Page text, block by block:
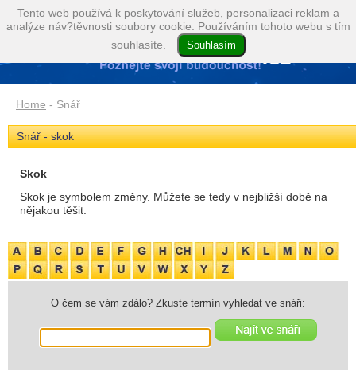
Home - Snář
Snář - skok
Skok
Skok je symbolem změny. Můžete se tedy v nejbližší době na
nějakou těšit.
O čem se vám zdálo? Zkuste termín vyhledat ve snáři:
Tento web používá k poskytování služeb, personalizaci reklam a
analýze náv?těvnosti soubory cookie. Používáním tohoto webu s tím
souhlasíte.